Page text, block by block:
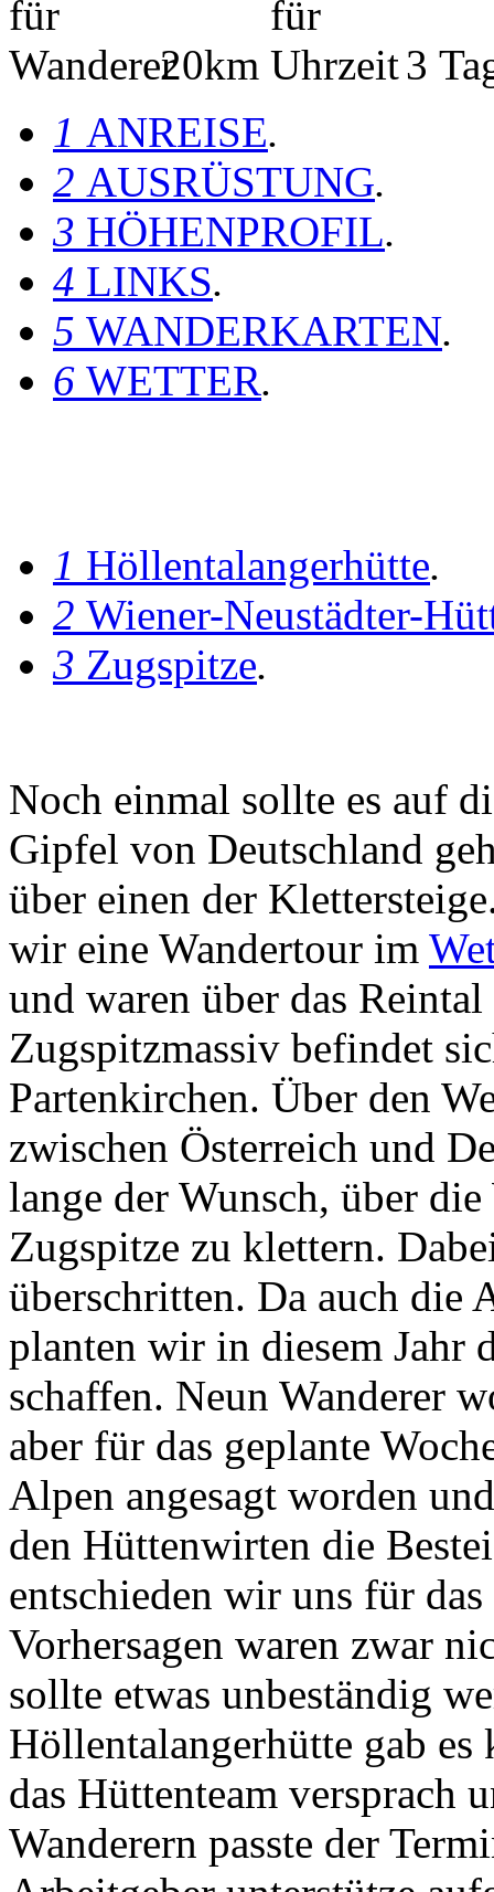
20km
3
1 ANREISE.
2 AUSRÜSTUNG.
3 HÖHENPROFIL.
4 LINKS.
5 WANDERKARTEN.
6 WETTER.
1 Höllentalangerhütte.
2 Wiener-Neustädter-
3 Zugspitze.
Noch einmal sollte es auf
Gipfel von Deutschland
über einen der
wir eine Wandertour im
und waren über das
Zugspitzmassiv befindet
Partenkirchen. Über den
zwischen Österreich und
lange der Wunsch, über
Zugspitze zu klettern.
überschritten. Da auch die
planten wir in diesem Jahr
schaffen. Neun Wanderer
aber für das geplante
Alpen angesagt worden
den Hüttenwirten die
entschieden wir uns für
Vorhersagen waren zwar
sollte etwas unbeständig
Höllentalangerhütte gab
das Hüttenteam versprach
Wanderern passte der